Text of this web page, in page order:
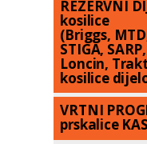
REZERVNI
kosilice
(Briggs,
STIGA,
Loncin,
kosilice
VRTNI
prskalice